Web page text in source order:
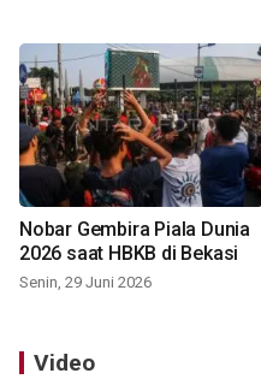
Nobar Gembira Piala Dunia
2026 saat HBKB di Bekasi
Senin, 29 Juni 2026
Video